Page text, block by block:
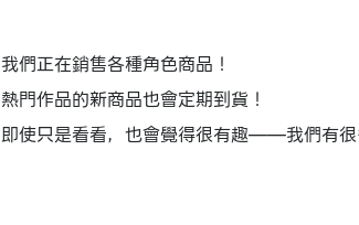
我們正在銷售各種角色商品！
熱門作品的新商品也會定期到貨！
即使只是看看，也會覺得很有趣——我們有